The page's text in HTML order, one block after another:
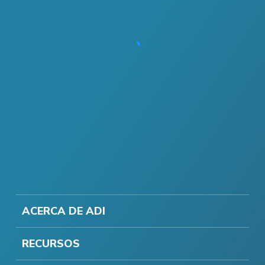
ACERCA DE ADI
RECURSOS